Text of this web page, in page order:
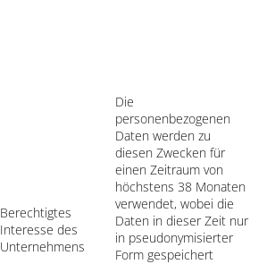
Berechtigtes
Interesse des
Unternehmens
Die
personenbezogenen
Daten werden zu
diesen Zwecken für
einen Zeitraum von
höchstens 38 Monaten
verwendet, wobei die
Daten in dieser Zeit nur
in pseudonymisierter
Form gespeichert